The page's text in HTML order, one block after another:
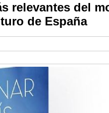
relevantes del
de España